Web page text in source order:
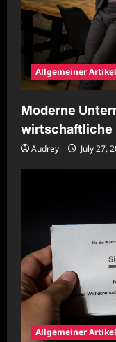
Allgemeiner Artikel
Moderne
wirtschaftliche
Audrey July 27,
Allgemeiner Artikel